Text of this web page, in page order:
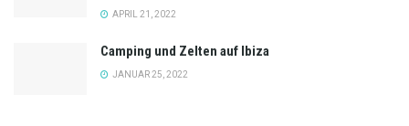
APRIL 21, 2022
Camping und Zelten auf Ibiza
JANUAR 25, 2022